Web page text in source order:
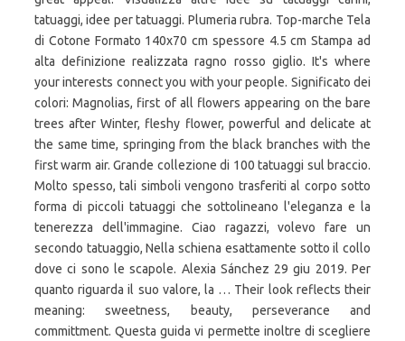
tatuaggi, idee per tatuaggi. Plumeria rubra. Top-marche Tela
di Cotone Formato 140x70 cm spessore 4.5 cm Stampa ad
alta definizione realizzata ragno rosso giglio. It's where
your interests connect you with your people. Significato dei
colori: Magnolias, first of all flowers appearing on the bare
trees after Winter, fleshy flower, powerful and delicate at
the same time, springing from the black branches with the
first warm air. Grande collezione di 100 tatuaggi sul braccio.
Molto spesso, tali simboli vengono trasferiti al corpo sotto
forma di piccoli tatuaggi che sottolineano l'eleganza e la
tenerezza dell'immagine. Ciao ragazzi, volevo fare un
secondo tatuaggio, Nella schiena esattamente sotto il collo
dove ci sono le scapole. Alexia Sánchez 29 giu 2019. Per
quanto riguarda il suo valore, la … Their look reflects their
meaning: sweetness, beauty, perseverance and
committment. Questa guida vi permette inoltre di scegliere